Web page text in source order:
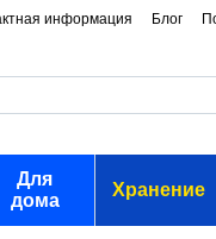
информация Блог
Для
дома
Хранение